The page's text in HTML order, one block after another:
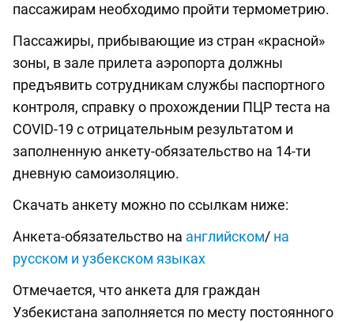
пассажирам необходимо пройти термометрию.
Пассажиры, прибывающие из стран «красной»
зоны, в зале прилета аэропорта должны
предъявить сотрудникам службы паспортного
контроля, справку о прохождении ПЦР теста на
COVID-19 с отрицательным результатом и
заполненную анкету-обязательство на 14-ти
дневную самоизоляцию.
Скачать анкету можно по ссылкам ниже:
Анкета-обязательство на английском/ на
русском и узбекском языках
Отмечается, что анкета для граждан
Узбекистана заполняется по месту постоянного